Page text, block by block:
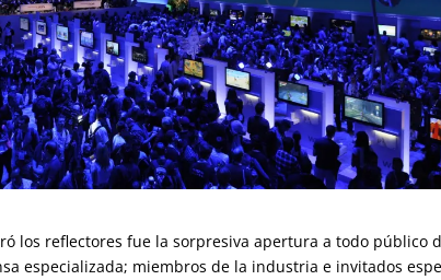
los reflectores fue la sorpresiva apertura a todo público
especializada; miembros de la industria e invitados